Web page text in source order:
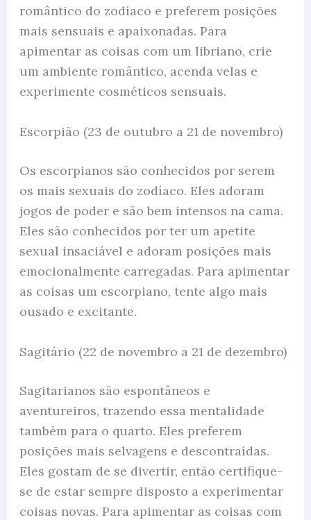
romântico do zodíaco e preferem posições
mais sensuais e apaixonadas. Para
apimentar as coisas com um libriano, crie
um ambiente romântico, acenda velas e
experimente cosméticos sensuais.
Escorpião (23 de outubro a 21 de novembro)
Os escorpianos são conhecidos por serem
os mais sexuais do zodíaco. Eles adoram
jogos de poder e são bem intensos na cama.
Eles são conhecidos por ter um apetite
sexual insaciável e adoram posições mais
emocionalmente carregadas. Para apimentar
as coisas um escorpiano, tente algo mais
ousado e excitante.
Sagitário (22 de novembro a 21 de dezembro)
Sagitarianos são espontâneos e
aventureiros, trazendo essa mentalidade
também para o quarto. Eles preferem
posições mais selvagens e descontraídas.
Eles gostam de se divertir, então certifique-
se de estar sempre disposto a experimentar
coisas novas. Para apimentar as coisas com